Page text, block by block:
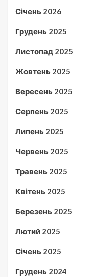
Січень 2026
Грудень 2025
Листопад 2025
Жовтень 2025
Вересень 2025
Серпень 2025
Липень 2025
Червень 2025
Травень 2025
Квітень 2025
Березень 2025
Лютий 2025
Січень 2025
Грудень 2024